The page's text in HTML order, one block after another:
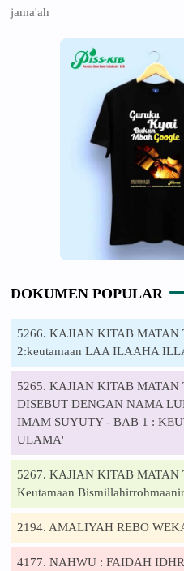
jama'ah
DOKUMEN POPULAR
5266. KAJIAN KITAB MATAN
2:keutamaan LAA ILAAHA
5265. KAJIAN KITAB MATAN
DISEBUT DENGAN NAMA
IMAM SUYUTY - BAB 1 :
ULAMA'
5267. KAJIAN KITAB MATAN
Keutamaan
2194. AMALIYAH REBO
4177. NAHWU : FAIDAH